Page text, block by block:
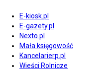
E-kiosk.pl
E-gazety.pl
Nexto.pl
Mała księgowość
Kancelarierp.pl
Wieści Rolnicze